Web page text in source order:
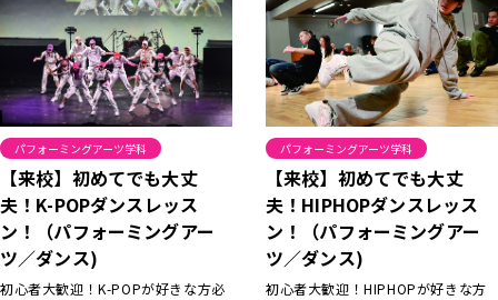
パフォーミングアーツ学科
【来校】初めてでも大丈
夫！K-POPダンスレッス
ン！（パフォーミングアー
ツ／ダンス)
初心者大歓迎！K-POPが好きな方必
パフォーミングアーツ学科
【来校】初めてでも大丈
夫！HIPHOPダンスレッス
ン！（パフォーミングアー
ツ／ダンス)
初心者大歓迎！HIPHOPが好きな方